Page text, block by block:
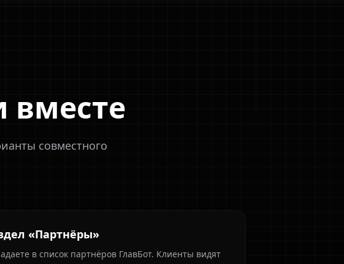
вместе
совместного
«Партнёры»
в список партнёров ГлавБот. Клиенты видят